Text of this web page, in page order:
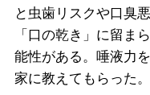
と虫歯リスクや口臭
「口の乾き」に留ま
能性がある。唾液力
家に教えてもらった。